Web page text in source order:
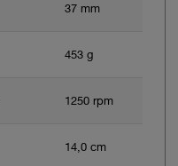
37 mm
453 g
1250 rpm
14,0 cm